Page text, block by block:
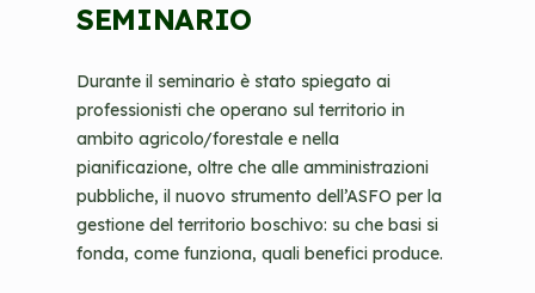
SEMINARIO
Durante il seminario è stato spiegato ai
professionisti che operano sul territorio in
ambito agricolo/forestale e nella
pianificazione, oltre che alle amministrazioni
pubbliche, il nuovo strumento dell’ASFO per la
gestione del territorio boschivo: su che basi si
fonda, come funziona, quali benefici produce.